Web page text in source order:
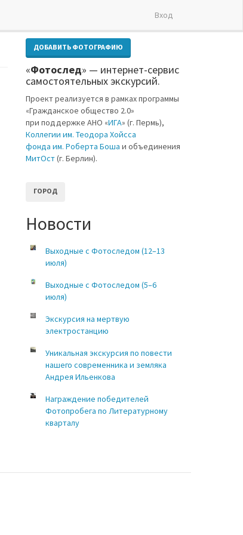
Вход
ДОБАВИТЬ ФОТОГРАФИЮ
«Фотослед» — интернет-сервис
самостоятельных экскурсий.
Проект реализуется в рамках программы
«Гражданское общество 2.0»
при поддержке АНО «ИГА» (г. Пермь),
Коллегии им. Теодора Хойсса
фонда им. Роберта Боша и объединения
МитОст(г. Берлин).
ГОРОД
Новости
Выходные с Фотоследом (12–13
июля)
Выходные с Фотоследом (5–6
июля)
Экскурсия на мертвую
электростанцию
Уникальная экскурсия по повести
нашего современника и земляка
Андрея Ильенкова
Награждение победителей
Фотопробега по Литературному
кварталу